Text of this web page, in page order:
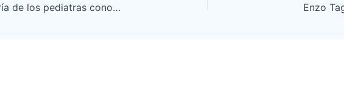
Un estudio confirmó que la mayoría de los pediatras conoce poco sobre el aporte de las ciencias del comportamiento en la consulta médica Enzo